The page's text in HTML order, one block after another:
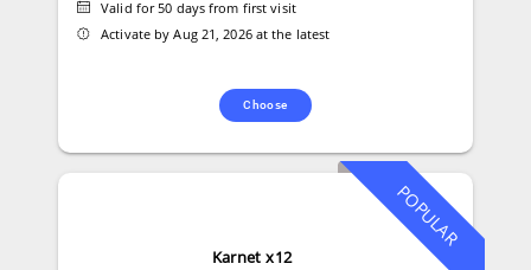
Valid for 50 days from first visit
Activate by Aug 21, 2026 at the latest
Choose
POPULAR
Karnet x12